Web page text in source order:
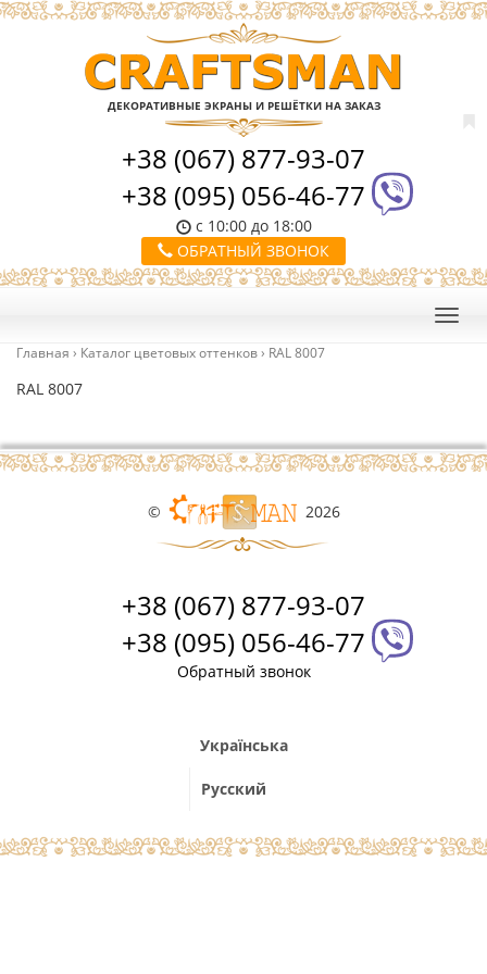
ДЕКОРАТИВНЫЕ ЭКРАНЫ И РЕШЁТКИ НА ЗАКАЗ
+38 (067) 877-93-07
+38 (095) 056-46-77
с 10:00 до 18:00
ОБРАТНЫЙ ЗВОНОК
Главная › Каталог цветовых оттенков› RAL 8007
RAL 8007
© 2026
+38 (067) 877-93-07
+38 (095) 056-46-77
Обратный звонок
Українська
Русский